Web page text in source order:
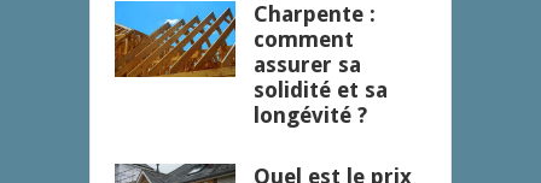
Charpente :
comment
assurer sa
solidité et sa
longévité ?
Quel est le prix